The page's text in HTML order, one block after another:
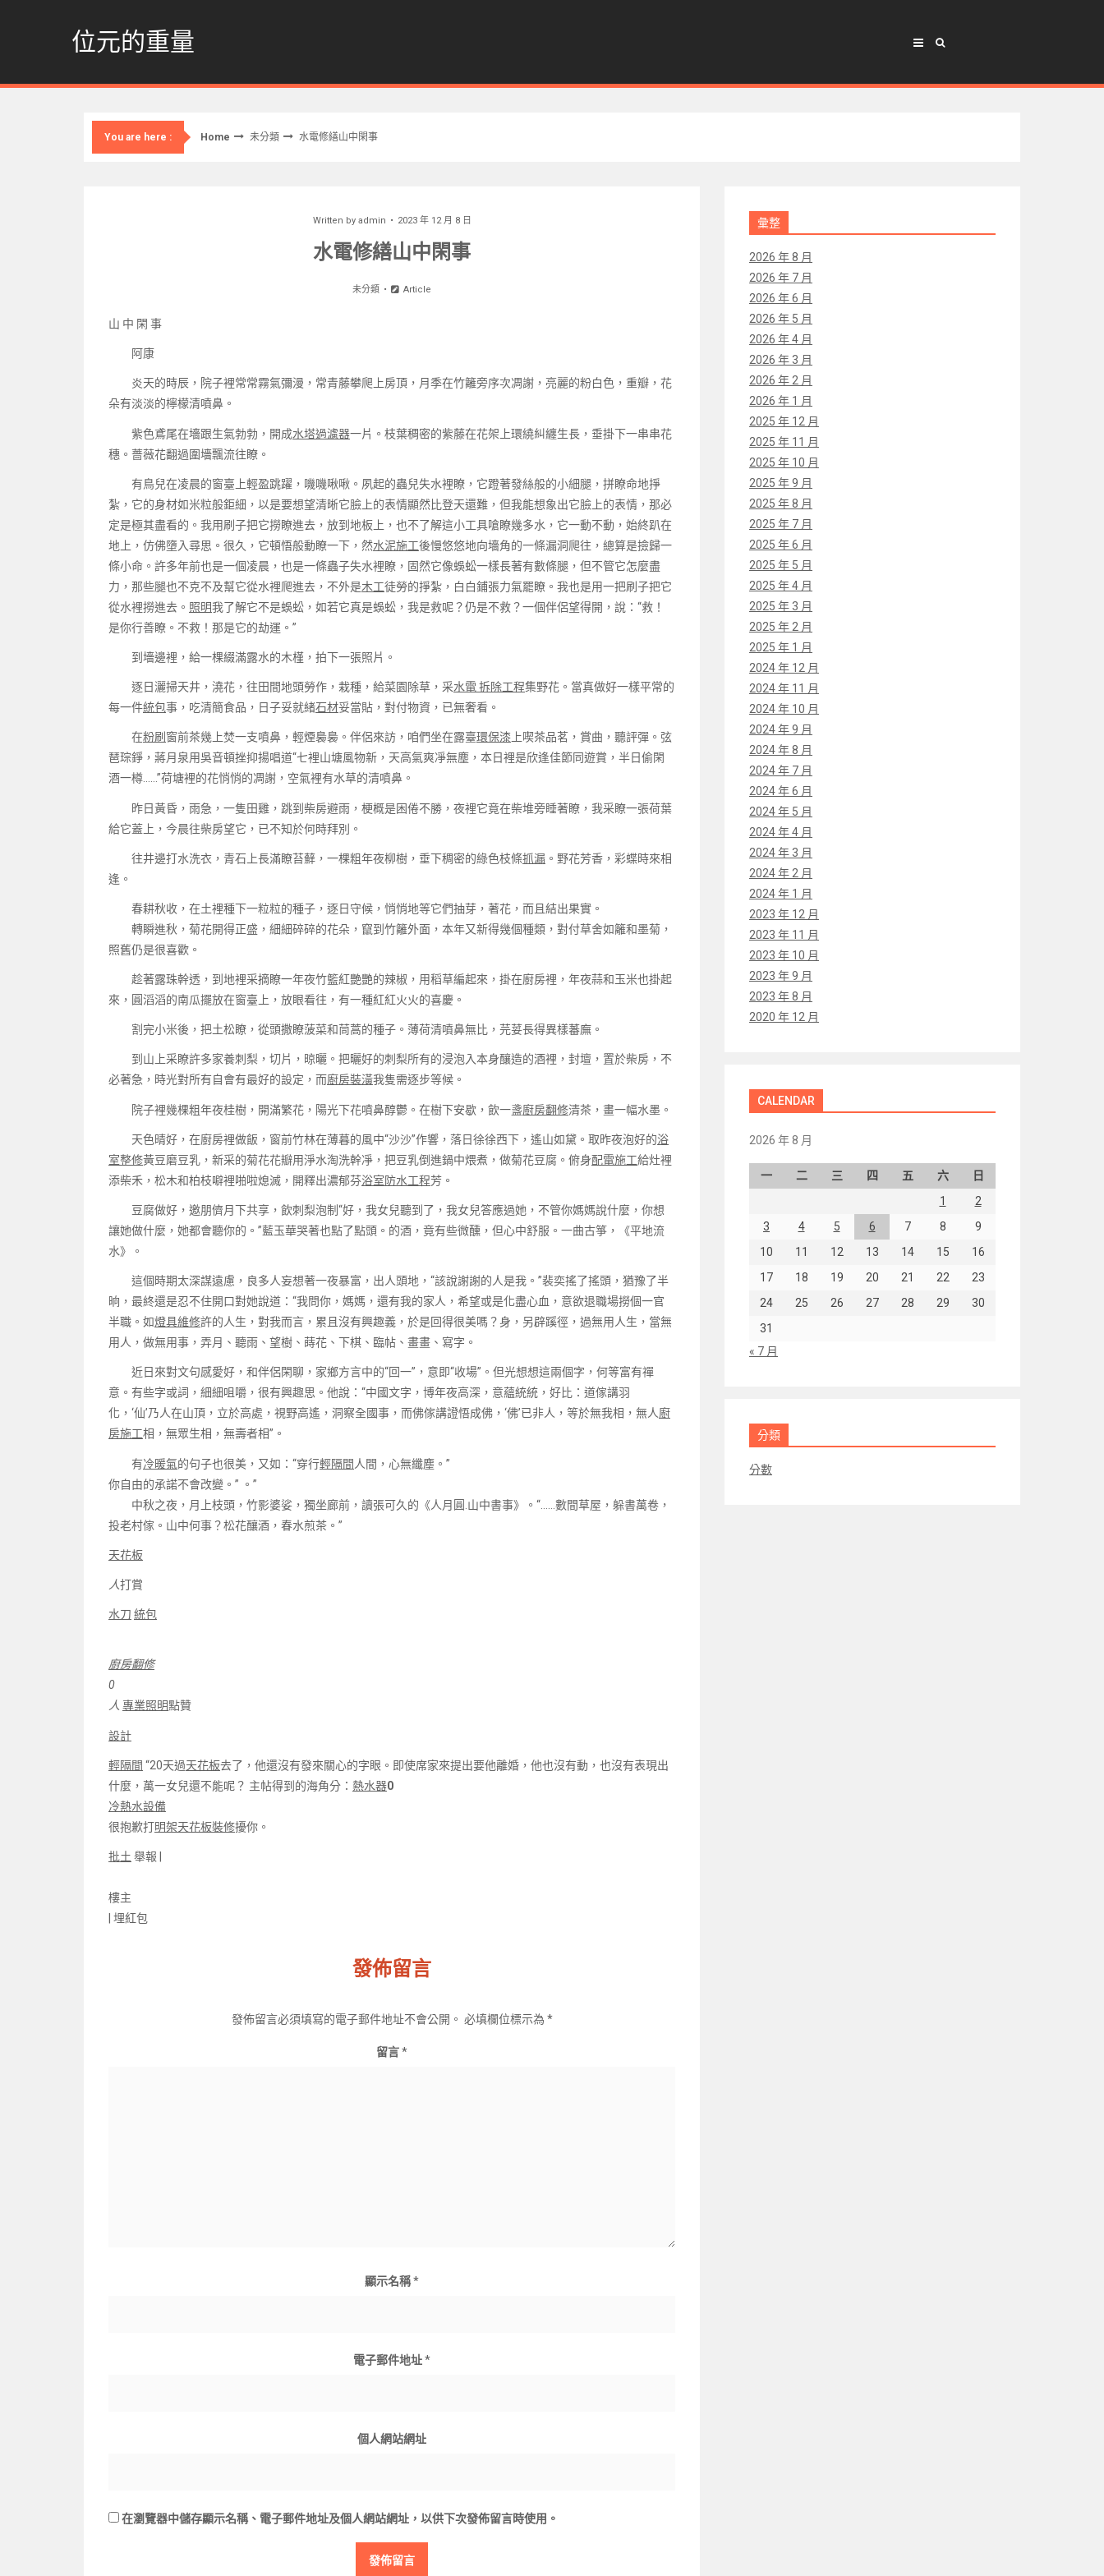
位元的重量
You are here : Home 未分類 水電修繕山中閑事
Written by admin 2023 年 12 月 8 日
水電修繕山中閑事
未分類 Article
山 中 閑 事
阿康
炎天的時辰，院子裡常常霧氣彌漫，常青藤攀爬上房頂，月季在竹籬旁序次凋謝，亮麗的粉白色，重瓣，花
朵有淡淡的檸檬清噴鼻。
紫色鳶尾在墻跟生氣勃勃，開成水塔過濾器一片。枝葉稠密的紫藤在花架上環繞糾纏生長，垂掛下一串串花
穗。薔薇花翻過圍墻飄流往瞭。
有鳥兒在凌晨的窗臺上輕盈跳躍，嘰嘰啾啾。夙起的蟲兒失水裡瞭，它蹬著發絲般的小細腿，拼瞭命地掙
紮，它的身材如米粒般鉅細，以是要想望清晰它臉上的表情顯然比登天還難，但我能想象出它臉上的表情，那必
定是極其盡看的。我用刷子把它撈瞭進去，放到地板上，也不了解這小工具嗆瞭幾多水，它一動不動，始終趴在
地上，仿佛墮入尋思。很久，它頓悟般動瞭一下，然水泥施工後慢悠悠地向墻角的一條漏洞爬往，總算是撿歸一
條小命。許多年前也是一個凌晨，也是一條蟲子失水裡瞭，固然它像蜈蚣一樣長著有數條腿，但不管它怎麼盡
力，那些腿也不克不及幫它從水裡爬進去，不外是木工徒勞的掙紮，白白鋪張力氣罷瞭。我也是用一把刷子把它
從水裡撈進去。 照明我了解它不是蜈蚣，如若它真是蜈蚣，我是救呢？仍是不救？一個伴侶望得開，說：“救！
是你行善瞭。不救！那是它的劫運。”
到墻邊裡，給一棵綴滿露水的木槿，拍下一張照片。
逐日灑掃天井，澆花，往田間地頭勞作，栽種，給菜園除草，采水電 拆除工程集野花。當真做好一樣平常的
每一件統包事，吃清簡食品，日子妥就緒石材妥當貼，對付物資，已無奢看。
在粉刷 窗前茶幾上焚一支噴鼻，輕煙裊裊。伴侶來訪，咱們坐在露臺環保漆 上喫茶品茗，賞曲，聽評彈。弦
琶琮錚，蔣月泉用吳音頓挫抑揚唱道“七裡山塘風物新，天高氣爽凈無塵，本日裡是欣逢佳節同遊賞，半日偷閑
酒一樽……”荷塘裡的花悄悄的凋謝，空氣裡有水草的清噴鼻。
昨日黃昏，雨急，一隻田雞，跳到柴房避雨，梗概是困倦不勝，夜裡它竟在柴堆旁睡著瞭，我采瞭一張荷葉
給它蓋上，今晨往柴房望它，已不知於何時拜別。
往井邊打水洗衣，青石上長滿瞭苔蘚，一棵粗年夜柳樹，垂下稠密的綠色枝條抓漏 。野花芳香，彩蝶時來相
逢。
春耕秋收，在土裡種下一粒粒的種子，逐日守候，悄悄地等它們抽芽，著花，而且結出果實。
轉瞬進秋，菊花開得正盛，細細碎碎的花朵，竄到竹籬外面，本年又新得幾個種類，對付草舍如籬和墨菊，
照舊仍是很喜歡。
趁著露珠幹透，到地裡采摘瞭一年夜竹籃紅艷艷的辣椒，用稻草編起來，掛在廚房裡，年夜蒜和玉米也掛起
來，圓滔滔的南瓜擺放在窗臺上，放眼看往，有一種紅紅火火的喜慶。
割完小米後，把土松瞭，從頭撒瞭菠菜和茼蒿的種子。薄荷清噴鼻無比，芫荽長得異樣蕃廡。
到山上采瞭許多家養刺梨，切片，晾曬。把曬好的刺梨所有的浸泡入本身釀造的酒裡，封壇，置於柴房，不
必著急，時光對所有自會有最好的設定，而廚房裝潢我隻需逐步等候。
院子裡幾棵粗年夜桂樹，開滿繁花，陽光下花噴鼻醇鬱。在樹下安歇，飲一盞廚房翻修清茶，畫一幅水墨。
天色晴好，在廚房裡做飯，窗前竹林在薄暮的風中“沙沙”作響，落日徐徐西下，遙山如黛。取昨夜泡好的浴
室整修黃豆磨豆乳，新采的菊花花瓣用淨水淘洗幹凈，把豆乳倒進鍋中煨煮，做菊花豆腐。俯身配電施工給灶裡
添柴禾，松木和柏枝噼裡啪啦熄滅，開釋出濃郁芬浴室防水工程芳。
豆腐做好，邀朋儕月下共享，飲刺梨泡制“好，我女兒聽到了，我女兒答應過她，不管你媽媽說什麼，你想
讓她做什麼，她都會聽你的。”藍玉華哭著也點了點頭。的酒，竟有些微醺，但心中舒服。一曲古箏，《平地流
水》。
這個時期太深謀遠慮，良多人妄想著一夜暴富，出人頭地，“該說謝謝的人是我。”裴奕搖了搖頭，猶豫了半
晌，最終還是忍不住開口對她說道：“我問你，媽媽，還有我的家人，希望或是化盡心血，意欲退職場撈個一官
半職。如燈具維修許的人生，對我而言，累且沒有興趣義，於是回得很美嗎？身，另辟蹊徑，過無用人生，當無
用人，做無用事，弄月、聽雨、望樹、蒔花、下棋、臨帖、畫畫、寫字。
近日來對文句感愛好，和伴侶閑聊，家鄉方言中的“回一”，意即“收場”。但光想想這兩個字，何等富有禪
意。有些字或詞，細細咀嚼，很有興趣思。他說：“中國文字，博年夜高深，意蘊統統，好比：道傢講羽
化，‘仙’乃人在山頂，立於高處，視野高遙，洞察全國事，而佛傢講證悟成佛，‘佛’已非人，等於無我相，無人廚
房施工相，無眾生相，無壽者相”。
有冷暖氣的句子也很美，又如：“穿行輕隔間人間，心無纖塵。”
你自由的承諾不會改變。” 。”
中秋之夜，月上枝頭，竹影婆娑，獨坐廊前，讀張可久的《人月圓.山中書事》。“……數間草屋，躲書萬卷，
投老村傢。山中何事？松花釀酒，春水煎茶。”
天花板
人打賞
水刀 統包
廚房翻修
0
人 專業照明點贊
設計
輕隔間 “20天過天花板去了，他還沒有發來關心的字眼。即使席家來提出要他離婚，他也沒有動，也沒有表現出
什麼，萬一女兒還不能呢？ 主帖得到的海角分： 熱水器0
冷熱水設備
很抱歉打明架天花板裝修擾你。
批土 舉報 |
樓主
埋紅包
發佈留言
發佈留言必須填寫的電子郵件地址不會公開。 必填欄位標示為 *
留言*
顯示名稱*
電子郵件地址*
個人網站網址
在瀏覽器中儲存顯示名稱、電子郵件地址及個人網站網址，以供下次發佈留言時使用。
彙整
2026 年 8 月
2026 年 7 月
2026 年 6 月
2026 年 5 月
2026 年 4 月
2026 年 3 月
2026 年 2 月
2026 年 1 月
2025 年 12 月
2025 年 11 月
2025 年 10 月
2025 年 9 月
2025 年 8 月
2025 年 7 月
2025 年 6 月
2025 年 5 月
2025 年 4 月
2025 年 3 月
2025 年 2 月
2025 年 1 月
2024 年 12 月
2024 年 11 月
2024 年 10 月
2024 年 9 月
2024 年 8 月
2024 年 7 月
2024 年 6 月
2024 年 5 月
2024 年 4 月
2024 年 3 月
2024 年 2 月
2024 年 1 月
2023 年 12 月
2023 年 11 月
2023 年 10 月
2023 年 9 月
2023 年 8 月
2020 年 12 月
CALENDAR
2026 年 8 月
一 二 三 四 五 六
日
1
2
3
4 5 6 7 8
9
10
11 12 13 14 15
16
17
18 19 20 21 22
23
24
25 26 27 28 29
30
31
« 7 月
分類
分數